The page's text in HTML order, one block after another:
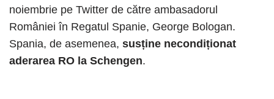
noiembrie pe Twitter de către ambasadorul
României în Regatul Spanie, George Bologan.
Spania, de asemenea, susține necondiționat
aderarea RO la Schengen.